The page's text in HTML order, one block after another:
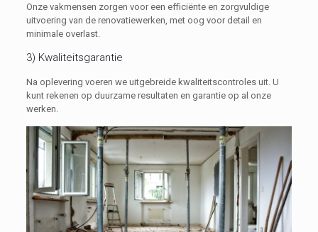
Onze vakmensen zorgen voor een efficiënte en zorgvuldige
uitvoering van de renovatiewerken, met oog voor detail en
minimale overlast.
3) Kwaliteitsgarantie
Na oplevering voeren we uitgebreide kwaliteitscontroles uit. U
kunt rekenen op duurzame resultaten en garantie op al onze
werken.